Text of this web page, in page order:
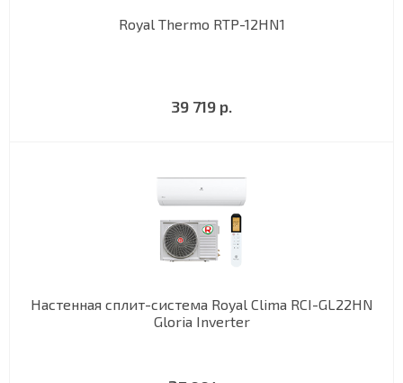
Royal Thermo RTP-12HN1
39 719 р.
Настенная сплит-система Royal Clima RCI-GL22HN
Gloria Inverter